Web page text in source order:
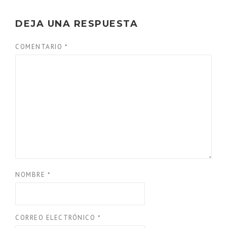
DEJA UNA RESPUESTA
COMENTARIO *
NOMBRE *
CORREO ELECTRÓNICO *